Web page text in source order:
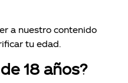
a nuestro contenido
tu edad.
18 años?